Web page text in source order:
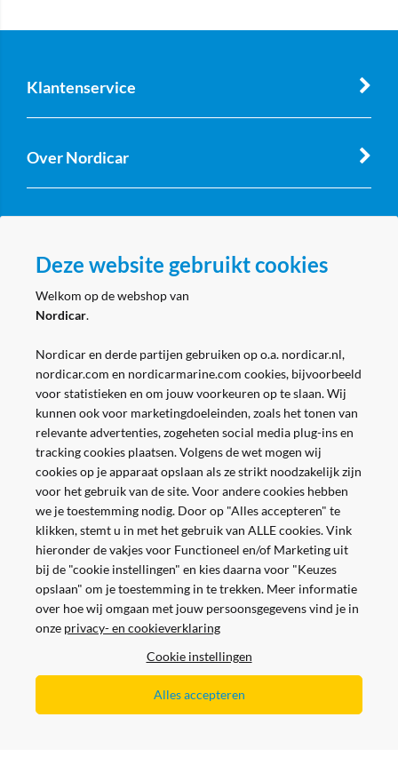
Klantenservice
Over Nordicar
Volg ons
Veilig en gemakkelijk betalen
Deze website gebruikt cookies
Welkom op de webshop van
Nordicar.
Nordicar en derde partijen gebruiken op o.a. nordicar.nl,
nordicar.com en nordicarmarine.com cookies, bijvoorbeeld
voor statistieken en om jouw voorkeuren op te slaan. Wij
kunnen ook voor marketingdoeleinden, zoals het tonen van
relevante advertenties, zogeheten social media plug-ins en
tracking cookies plaatsen. Volgens de wet mogen wij
cookies op je apparaat opslaan als ze strikt noodzakelijk zijn
voor het gebruik van de site. Voor andere cookies hebben
we je toestemming nodig. Door op "Alles accepteren" te
klikken, stemt u in met het gebruik van ALLE cookies. Vink
hieronder de vakjes voor Functioneel en/of Marketing uit
bij de "cookie instellingen" en kies daarna voor "Keuzes
opslaan" om je toestemming in te trekken. Meer informatie
over hoe wij omgaan met jouw persoonsgegevens vind je in
onze privacy- en cookieverklaring
Cookie instellingen
Alles accepteren